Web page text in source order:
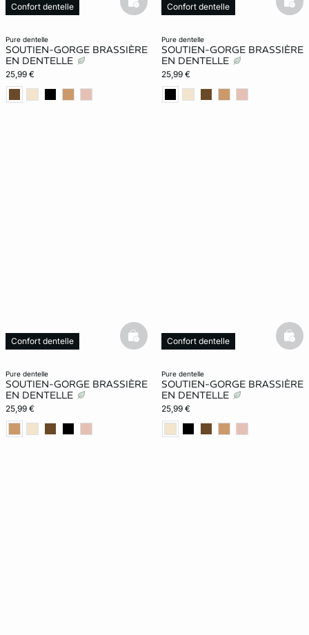
pure dentelle
SOUTIEN-GORGE BRASSIÈRE
EN DENTELLE
25,99 €
Confort dentelle basketfull
pure dentelle
SOUTIEN-GORGE BRASSIÈRE
EN DENTELLE
25,99 €
Confort dentelle
pure dentelle
SOUTIEN-GORGE BRASSIÈRE
EN DENTELLE
25,99 €
Confort dentelle basketfull
pure dentelle
SOUTIEN-GORGE BRASSIÈRE
EN DENTELLE
25,99 €
Confort dentelle